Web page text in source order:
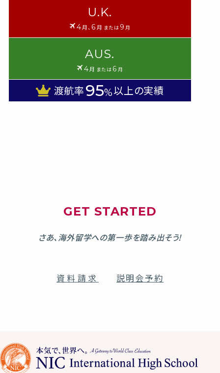
U.K.
4月、 6 月 または 9 月
AUS.
4月 または 6 月
渡航率95%以上の実績
GET STARTED
さあ、海外留学への第一歩を踏み出そう!
資料請求 説明会予約